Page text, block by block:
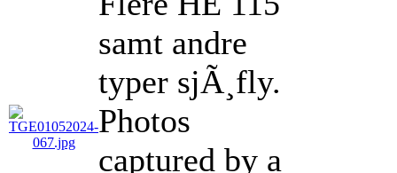
samt andre
typer sjÃ¸fly.
Photos
captured by a